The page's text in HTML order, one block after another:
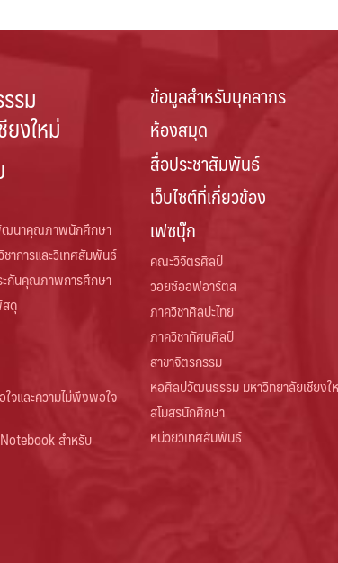
รม
งใหม่
ฒนาคุณภาพนักศึกษา
าการและวิเทศสัมพันธ์
ะกันคุณภาพการศึกษา
ดุ
จและความไม่พึงพอใจ
สำหรับ
ข้อมูลสำหรับบุคลากร
ห้องสมุด
สื่อประชาสัมพันธ์
เว็บไซต์ที่เกี่ยวข้อง
เฟซบุ๊ก
คณะวิจิตรศิลป์
วอยซ์ออฟอาร์ตส
ภาควิชาศิลปะไทย
ภาควิชาทัศนศิลป์
สาขาจิตรกรรม
หอศิลปวัฒนธรรม มหาวิทยาลัยเชียงใ
สโมสรนักศึกษา
หน่วยวิเทศสัมพันธ์